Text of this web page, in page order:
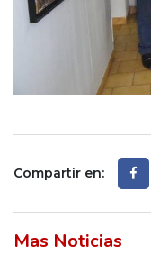
Compartir en:
Mas Noticias